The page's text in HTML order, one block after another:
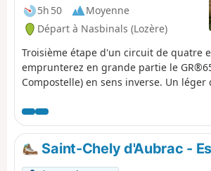
5h 50
Moyenne
Départ à Nasbinals (Lozère)
Troisième étape d'un circuit de quatre
emprunterez en grande partie le
Compostelle) en sens inverse. Un léger
Déroc.
Saint-Chely d'Aubrac -